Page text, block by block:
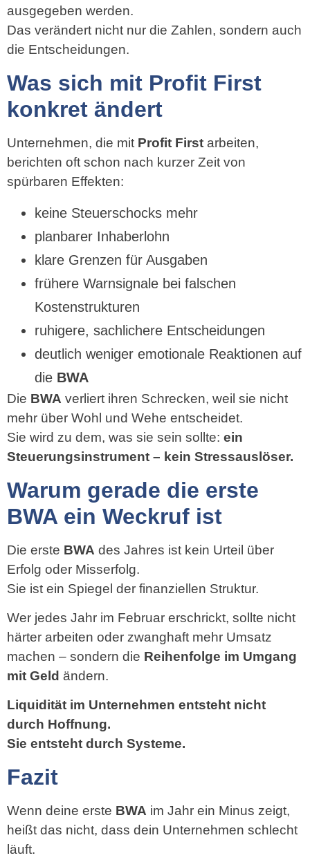
ausgegeben werden.
Das verändert nicht nur die Zahlen, sondern auch
die Entscheidungen.
Was sich mit Profit First
konkret ändert
Unternehmen, die mit Profit First arbeiten,
berichten oft schon nach kurzer Zeit von
spürbaren Effekten:
keine Steuerschocks mehr
planbarer Inhaberlohn
klare Grenzen für Ausgaben
frühere Warnsignale bei falschen
Kostenstrukturen
ruhigere, sachlichere Entscheidungen
deutlich weniger emotionale Reaktionen auf
die BWA
Die BWA verliert ihren Schrecken, weil sie nicht
mehr über Wohl und Wehe entscheidet.
Sie wird zu dem, was sie sein sollte: ein
Steuerungsinstrument – kein Stressauslöser.
Warum gerade die erste
BWA ein Weckruf ist
Die erste BWA des Jahres ist kein Urteil über
Erfolg oder Misserfolg.
Sie ist ein Spiegel der finanziellen Struktur.
Wer jedes Jahr im Februar erschrickt, sollte nicht
härter arbeiten oder zwanghaft mehr Umsatz
machen – sondern die Reihenfolge im Umgang
mit Geld ändern.
Liquidität im Unternehmen entsteht nicht
durch Hoffnung.
Sie entsteht durch Systeme.
Fazit
Wenn deine erste BWA im Jahr ein Minus zeigt,
heißt das nicht, dass dein Unternehmen schlecht
läuft.